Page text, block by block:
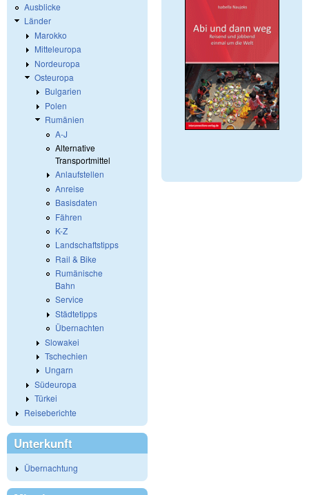
Ausblicke
Länder
Marokko
Mitteleuropa
Nordeuropa
Osteuropa
Bulgarien
Polen
Rumänien
A-J
Alternative
Transportmittel
Anlaufstellen
Anreise
Basisdaten
Fähren
K-Z
Landschaftstipps
Rail & Bike
Rumänische
Bahn
Service
Städtetipps
Übernachten
Slowakei
Tschechien
Ungarn
Südeuropa
Türkei
Reiseberichte
Unterkunft
Übernachtung